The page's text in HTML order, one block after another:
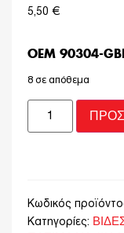
5,50 €
OEM 90304-
8 σε απόθεμα
Κωδικός
Κατηγορίες: